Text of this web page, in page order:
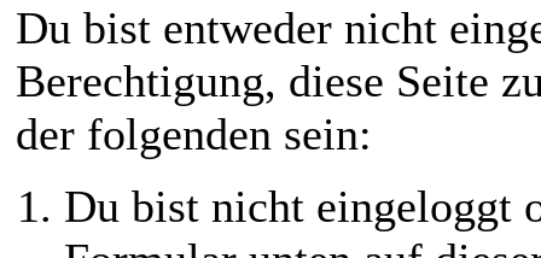
Du bist entweder nicht
Berechtigung, diese Seite
der folgenden sein:
Du bist nicht eingeloggt